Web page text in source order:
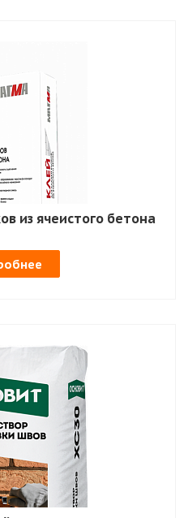
из ячеистого бетона